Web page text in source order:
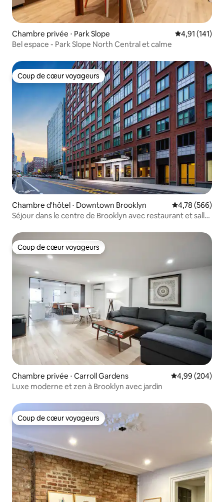
Chambre privée ⋅ Park Slope Évaluation
4,91 (141)
Bel espace - Park Slope North Central et calme
Coup de cœur voyageurs
Coup de cœur voyageurs
Chambre d'hôtel ⋅ Downtown Brooklyn Évaluation
4,78 (566)
Séjour dans le centre de Brooklyn avec restaurant et salle
Coup de cœur voyageurs
Coup de cœur voyageurs
Chambre privée ⋅ Carroll Gardens Évaluation
4,99 (204)
Luxe moderne et zen à Brooklyn avec jardin
Coup de cœur voyageurs
Coup de cœur voyageurs